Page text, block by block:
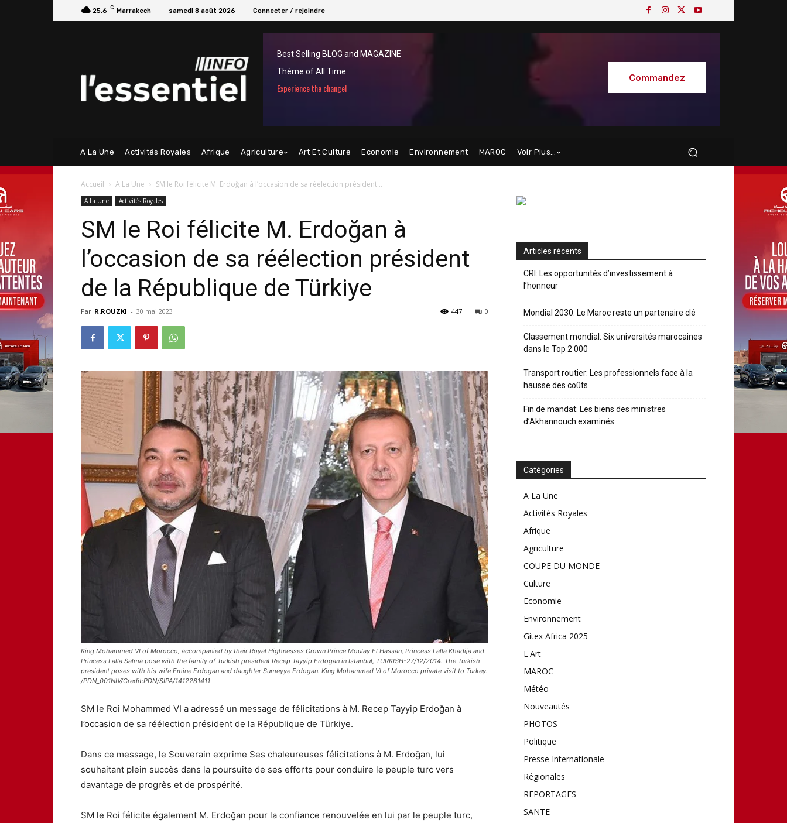
25.6 C Marrakech samedi 8 août 2026 Connecter / rejoindre
Best Selling BLOG and MAGAZINE
Thème of All Time
Experience the change!
Commandez
A La Une Activités Royales Afrique Agriculture Art Et Culture Economie Environnement MAROC Voir Plus…
Accueil A La Une SM le Roi félicite M. Erdoğan à l’occasion de sa réélection président...
A La Une Activités Royales
SM le Roi félicite M. Erdoğan à
l’occasion de sa réélection président
de la République de Türkiye
Par R.ROUZKI - 30 mai 2023 0
447
King Mohammed VI of Morocco, accompanied by their Royal Highnesses Crown Prince Moulay El Hassan, Princess Lalla Khadija and
Princess Lalla Salma pose with the family of Turkish president Recep Tayyip Erdogan in Istanbul, TURKISH-27/12/2014. The Turkish
president poses with his wife Emine Erdogan and daughter Sumeyye Erdogan. King Mohammed VI of Morocco private visit to Turkey.
/PDN_001NIV/Credit:PDN/SIPA/1412281411
SM le Roi Mohammed VI a adressé un message de félicitations à M. Recep Tayyip Erdoğan à
l’occasion de sa réélection président de la République de Türkiye.
Dans ce message, le Souverain exprime Ses chaleureuses félicitations à M. Erdoğan, lui
souhaitant plein succès dans la poursuite de ses efforts pour conduire le peuple turc vers
davantage de progrès et de prospérité.
SM le Roi félicite également M. Erdoğan pour la confiance renouvelée en lui par le peuple turc,
Articles récents
CRI: Les opportunités d’investissement à
l’honneur
Mondial 2030: Le Maroc reste un partenaire clé
Classement mondial: Six universités marocaines
dans le Top 2 000
Transport routier: Les professionnels face à la
hausse des coûts
Fin de mandat: Les biens des ministres
d’Akhannouch examinés
Catégories
A La Une
Activités Royales
Afrique
Agriculture
COUPE DU MONDE
Culture
Economie
Environnement
Gitex Africa 2025
L'Art
MAROC
Météo
Nouveautés
PHOTOS
Politique
Presse Internationale
Régionales
REPORTAGES
SANTE